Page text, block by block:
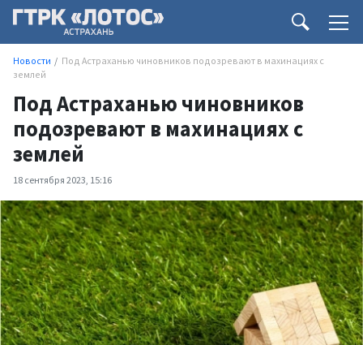
Новости
Под Астраханью чиновников подозревают в махинациях с
землей
Под Астраханью чиновников
подозревают в махинациях с
землей
18 сентября 2023, 15:16